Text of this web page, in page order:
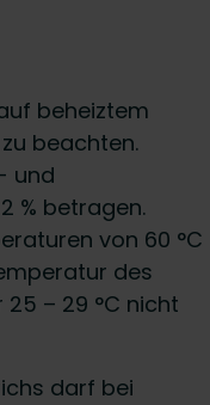
beheiztem
beachten.
und
% betragen.
von 60 °C
des
– 29 °C nicht
darf bei